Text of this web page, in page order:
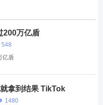
200万亿盾
548
亿盾
拿到结果 TikTok
今年实现收入翻番
1480